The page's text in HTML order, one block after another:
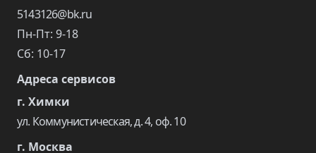
5143126@bk.ru
Пн-Пт: 9-18
Сб: 10-17
Адреса сервисов
г. Химки
ул. Коммунистическая, д. 4, оф. 10
г. Москва